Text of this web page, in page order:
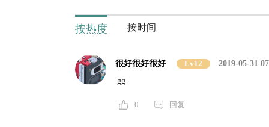
按热度 按时间
很好很好很好 Lv12
2019-05-31
gg
0 回复